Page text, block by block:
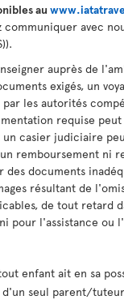
au
avec
auprès de
exigés, un
par les autorités
requise
un casier judiciaire
remboursement ni
documents
résultant de
de tout retard
pour l'assistance ou
enfant ait en sa
d'un seul parent/